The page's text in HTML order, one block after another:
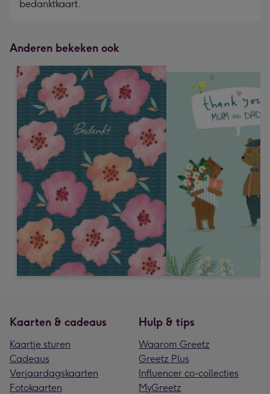
bedanktkaart.
Anderen bekeken ook
Kaarten & cadeaus
Kaartje sturen
Cadeaus
Verjaardagskaarten
Fotokaarten
Hulp & tips
Waarom Greetz
Greetz Plus
Influencer co-collecties
MyGreetz